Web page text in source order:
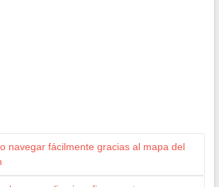
navegar fácilmente gracias al mapa del